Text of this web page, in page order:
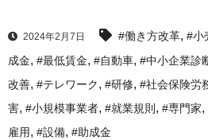
2024年2月7日 #働き方改革, #小
成金, #最低賃金, #自動車, #中小企業診
改善, #テレワーク, #研修, #社会保険労
害, #小規模事業者, #就業規則 , #専門家,
雇用, #設備, #助成金